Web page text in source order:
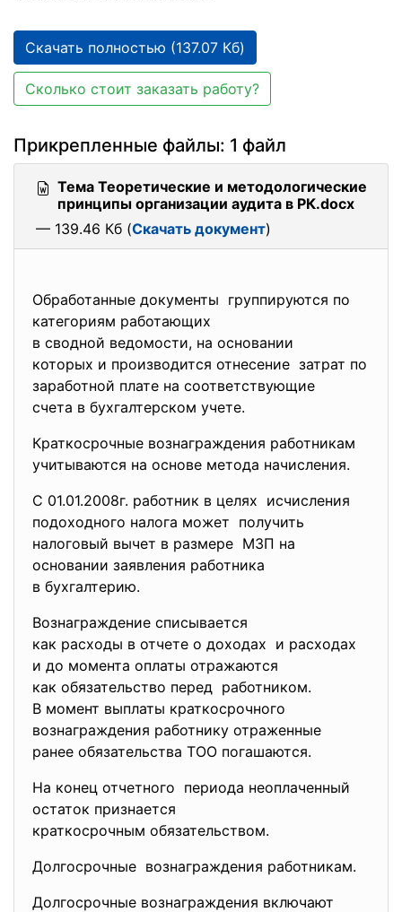
Скачать полностью (137.07 Кб)
Сколько стоит заказать работу?
Прикрепленные файлы: 1 файл
Тема Теоретические и методологические
принципы организации аудита в РК.docx
— 139.46 Кб (Скачать документ)
Обработанные документы группируются по
категориям работающих
в сводной ведомости, на основании
которых и производится отнесение затрат по
заработной плате на соответствующие
счета в бухгалтерском учете.
Краткосрочные вознаграждения работникам
учитываются на основе метода начисления.
С 01.01.2008г. работник в целях исчисления
подоходного налога может получить
налоговый вычет в размере МЗП на
основании заявления работника
в бухгалтерию.
Вознаграждение списывается
как расходы в отчете о доходах и расходах
и до момента оплаты отражаются
как обязательство перед работником.
В момент выплаты краткосрочного
вознаграждения работнику отраженные
ранее обязательства ТОО погашаются.
На конец отчетного периода неоплаченный
остаток признается
краткосрочным обязательством.
Долгосрочные вознаграждения работникам.
Долгосрочные вознаграждения включают